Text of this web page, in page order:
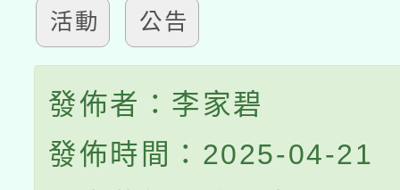
活動 公告
發佈者：李家碧
發佈時間：2025-04-21